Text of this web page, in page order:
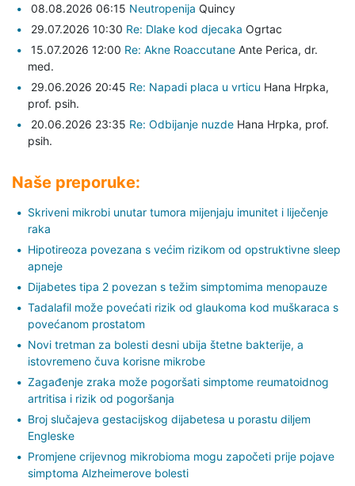
08.08.2026 06:15 Neutropenija Quincy
29.07.2026 10:30 Re: Dlake kod djecaka Ogrtac
15.07.2026 12:00 Re: Akne Roaccutane Ante Perica, dr.
med.
29.06.2026 20:45 Re: Napadi placa u vrticu Hana Hrpka,
prof. psih.
20.06.2026 23:35 Re: Odbijanje nuzde Hana Hrpka, prof.
psih.
Naše preporuke:
Skriveni mikrobi unutar tumora mijenjaju imunitet i liječenje
raka
Hipotireoza povezana s većim rizikom od opstruktivne sleep
apneje
Dijabetes tipa 2 povezan s težim simptomima menopauze
Tadalafil može povećati rizik od glaukoma kod muškaraca s
povećanom prostatom
Novi tretman za bolesti desni ubija štetne bakterije, a
istovremeno čuva korisne mikrobe
Zagađenje zraka može pogoršati simptome reumatoidnog
artritisa i rizik od pogoršanja
Broj slučajeva gestacijskog dijabetesa u porastu diljem
Engleske
Promjene crijevnog mikrobioma mogu započeti prije pojave
simptoma Alzheimerove bolesti